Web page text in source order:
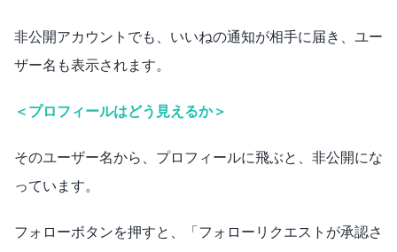
非公開アカウントでも、いいねの通知が相手に届き、ユー
ザー名も表示されます。
＜プロフィールはどう見えるか＞
そのユーザー名から、プロフィールに飛ぶと、非公開にな
っています。
フォローボタンを押すと、「フォローリクエストが承認さ